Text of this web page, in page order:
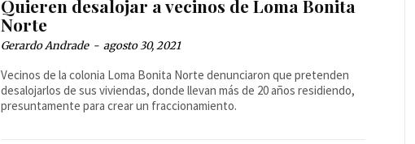
Quieren desalojar a vecinos de Loma Bonita
Norte
Gerardo Andrade - agosto 30, 2021
Vecinos de la colonia Loma Bonita Norte denunciaron que pretenden
desalojarlos de sus viviendas, donde llevan más de 20 años residiendo,
presuntamente para crear un fraccionamiento.